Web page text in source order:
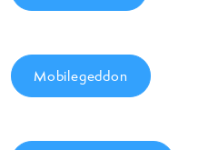
Mobilegeddon